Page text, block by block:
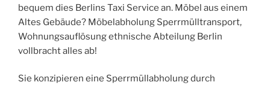
bequem dies Berlins Taxi Service an. Möbel aus einem
Altes Gebäude? Möbelabholung Sperrmülltransport,
Wohnungsauflösung ethnische Abteilung Berlin
vollbracht alles ab!
Sie konzipieren eine Sperrmüllabholung durch